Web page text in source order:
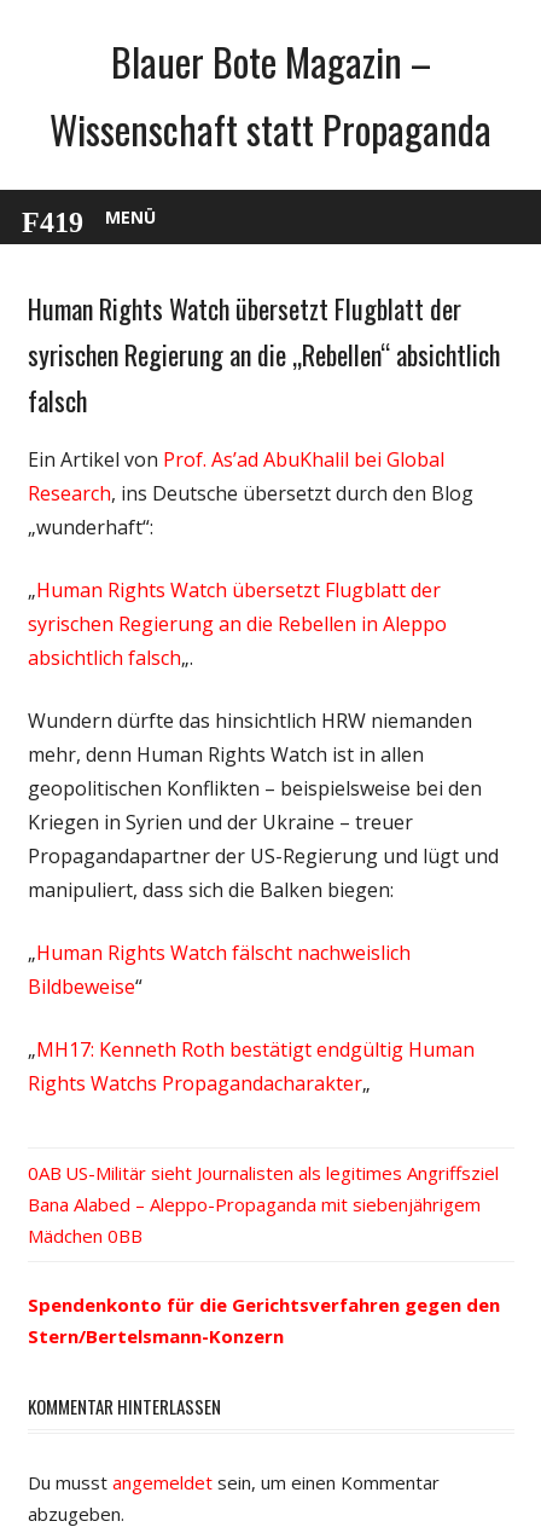
Blauer Bote Magazin –
Wissenschaft statt Propaganda
MENÜ
Gesellschaft
Politik
Wissenschaft
Human Rights Watch übersetzt Flugblatt der
syrischen Regierung an die „Rebellen“ absichtlich
falsch
Ein Artikel von Prof. As’ad AbuKhalil bei Global
Research, ins Deutsche übersetzt durch den Blog
„wunderhaft“:
„Human Rights Watch übersetzt Flugblatt der
syrischen Regierung an die Rebellen in Aleppo
absichtlich falsch„.
Wundern dürfte das hinsichtlich HRW niemanden
mehr, denn Human Rights Watch ist in allen
geopolitischen Konflikten – beispielsweise bei den
Kriegen in Syrien und der Ukraine – treuer
Propagandapartner der US-Regierung und lügt und
manipuliert, dass sich die Balken biegen:
„Human Rights Watch fälscht nachweislich
Bildbeweise“
„MH17: Kenneth Roth bestätigt endgültig Human
Rights Watchs Propagandacharakter„
Beitrags-
Navigation
Vorheriger
Beitrag:
US-Militär sieht Journalisten als legitimes Angriffsziel
Nächster
Beitrag:
Bana Alabed – Aleppo-Propaganda mit siebenjährigem
Mädchen
Spendenkonto für die Gerichtsverfahren gegen den
Stern/Bertelsmann-Konzern
KOMMENTAR HINTERLASSEN
Du musst angemeldetsein, um einen Kommentar
abzugeben.